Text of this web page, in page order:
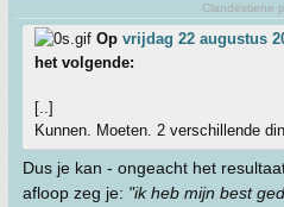
Clandestiene
Op vrijdag 22 augustus
het volgende:
[..]
Kunnen. Moeten. 2 verschillende
Dus je kan - ongeacht het
afloop zeg je: "ik heb mijn best